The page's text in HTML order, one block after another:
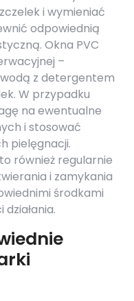
i wymieniać
odpowiednią
Okna PVC
–
z detergentem
W przypadku
na ewentualne
i stosować
pielęgnacji.
również regularnie
i zamykania
środkami